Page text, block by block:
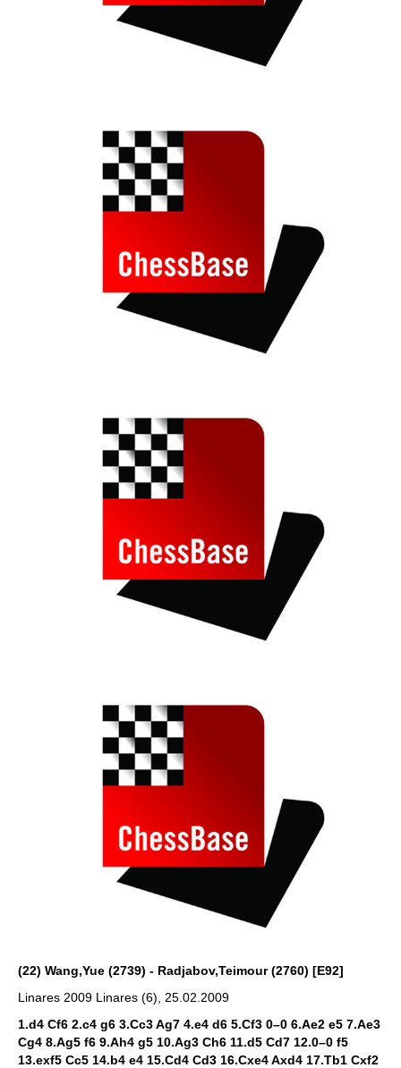
(22) Wang,Yue (2739) - Radjabov,Teimour (2760) [E92]
Linares 2009 Linares (6), 25.02.2009
1.d4 Cf6 2.c4 g6 3.Cc3 Ag7 4.e4 d6 5.Cf3 0–0 6.Ae2 e5 7.Ae3
Cg4 8.Ag5 f6 9.Ah4 g5 10.Ag3 Ch6 11.d5 Cd7 12.0–0 f5
13.exf5 Cc5 14.b4 e4 15.Cd4 Cd3 16.Cxe4 Axd4 17.Tb1 Cxf2